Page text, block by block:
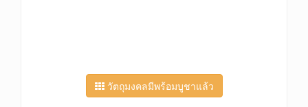
วัตถุมงคลมีพร้อมบูชาแล้ว